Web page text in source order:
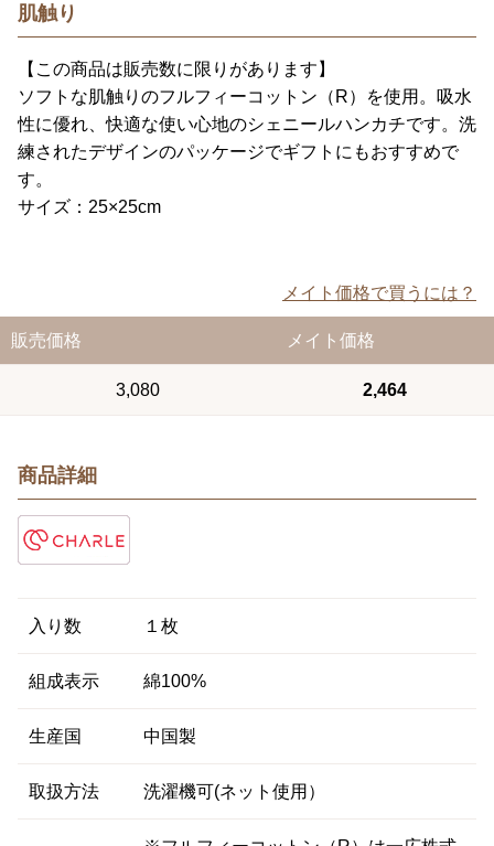
肌触り
【この商品は販売数に限りがあります】
ソフトな肌触りのフルフィーコットン（R）を使用。吸水
性に優れ、快適な使い心地のシェニールハンカチです。洗
練されたデザインのパッケージでギフトにもおすすめで
す。
サイズ：25×25cm
メイト価格で買うには？
販売価格 メイト価格
3,080 2,464
商品詳細
入り数 １枚
組成表示 綿100%
生産国 中国製
取扱方法 洗濯機可(ネット使用）